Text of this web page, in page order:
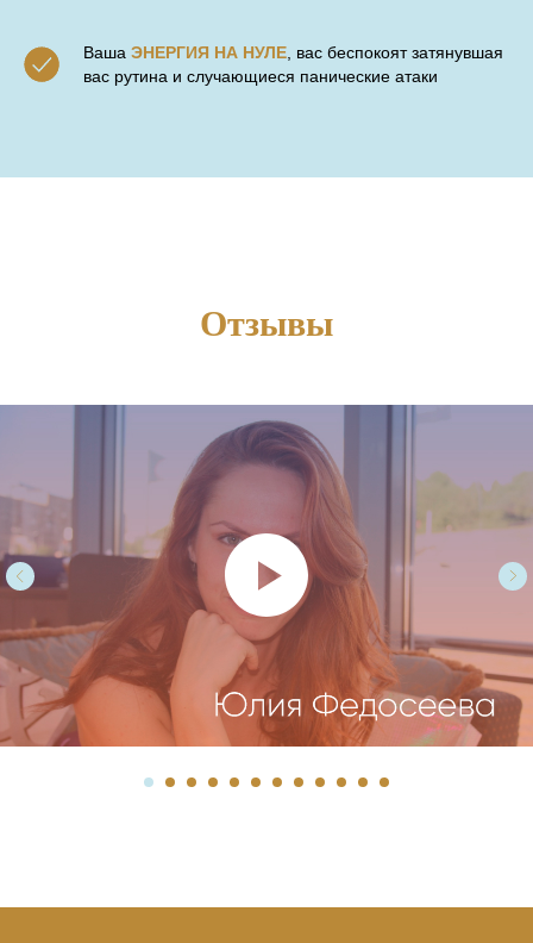
Ваша ЭНЕРГИЯ НА НУЛЕ , вас беспокоят затянувшая
вас рутина и случающиеся панические атаки
Отзывы